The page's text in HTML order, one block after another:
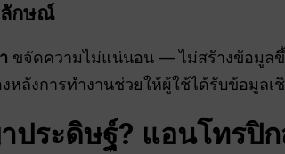
กษณ์
ขจัดความไม่แน่นอน — ไม่สร้างข้อมูล
งหลังการทำงานช่วยให้ผู้ใช้ได้รับข้อมูล
ประดิษฐ์? แอนโทรปิ